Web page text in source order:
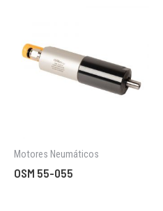
Motores Neumáticos
OSM 55-055